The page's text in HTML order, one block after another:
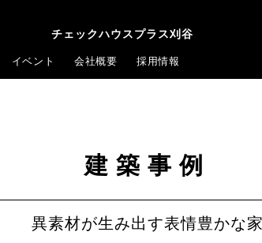
チェックハウスプラス刈谷
イベント 会社概要 採用情報
建築事例
異素材が生み出す表情豊かな家